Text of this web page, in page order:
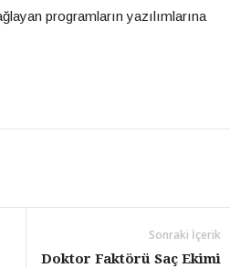
programların yazılımlarına
Sonraki İçerik
Doktor Faktörü Saç Ekimi